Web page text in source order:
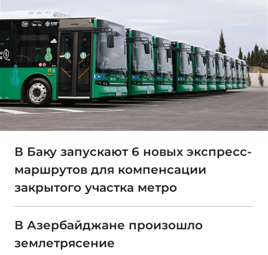
В Баку запускают 6 новых экспресс-
маршрутов для компенсации
закрытого участка метро
В Азербайджане произошло
землетрясение